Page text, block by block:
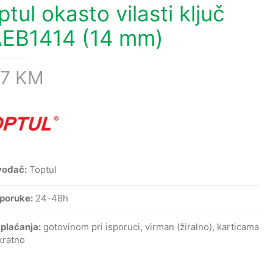
okasto vilasti ključ
(14 mm)
KM
Toptul
24-48h
gotovinom pri isporuci, virman (žiralno), karticama